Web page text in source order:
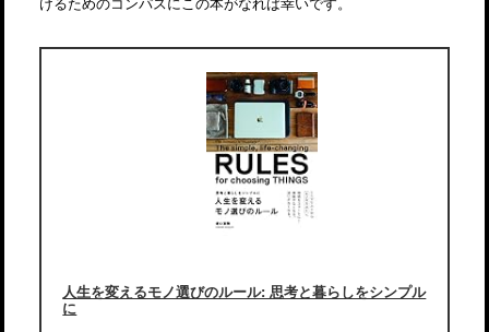
人生を変えるモノ選びのルール: 思考と暮らしをシンプル
に